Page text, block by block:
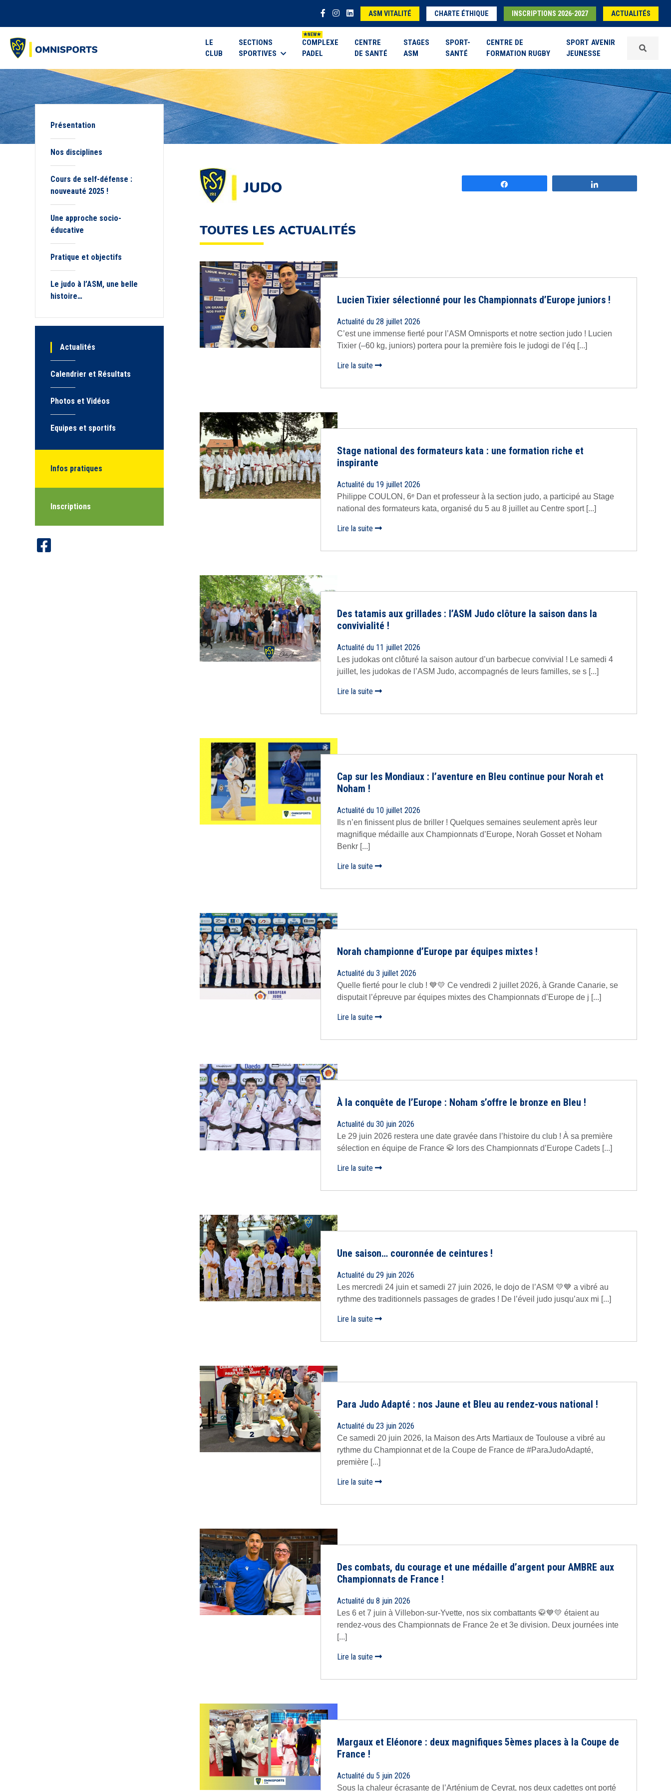
ASM VITALITÉ CHARTE ÉTHIQUE INSCRIPTIONS 2026-2027 ACTUALITÉS
LE
CLUB
SECTIONS
SPORTIVES
COMPLEXE
PADEL
CENTRE
DE SANTÉ
STAGES
ASM
SPORT-
SANTÉ
CENTRE DE
FORMATION RUGBY
SPORT AVENIR
JEUNESSE
Présentation
Nos disciplines
Cours de self-défense :
nouveauté 2025 !
Une approche socio-
éducative
Pratique et objectifs
Le judo à l’ASM, une belle
histoire…
Actualités
Calendrier et Résultats
Photos et Vidéos
Equipes et sportifs
Infos pratiques
Inscriptions
JUDO
TOUTES LES ACTUALITÉS
Lucien Tixier sélectionné pour les Championnats d’Europe juniors !
Actualité du 28 juillet 2026
C’est une immense fierté pour l’ASM Omnisports et notre section judo ! Lucien
Tixier (–60 kg, juniors) portera pour la première fois le judogi de l’éq [...]
Lire la suite
Stage national des formateurs kata : une formation riche et
inspirante
Actualité du 19 juillet 2026
Philippe COULON, 6ᵉ Dan et professeur à la section judo, a participé au Stage
national des formateurs kata, organisé du 5 au 8 juillet au Centre sport [...]
Lire la suite
Des tatamis aux grillades : l’ASM Judo clôture la saison dans la
convivialité !
Actualité du 11 juillet 2026
Les judokas ont clôturé la saison autour d’un barbecue convivial ! Le samedi 4
juillet, les judokas de l’ASM Judo, accompagnés de leurs familles, se s [...]
Lire la suite
Cap sur les Mondiaux : l’aventure en Bleu continue pour Norah et
Noham !
Actualité du 10 juillet 2026
Ils n’en finissent plus de briller ! Quelques semaines seulement après leur
magnifique médaille aux Championnats d’Europe, Norah Gosset et Noham
Benkr [...]
Lire la suite
Norah championne d’Europe par équipes mixtes !
Actualité du 3 juillet 2026
Quelle fierté pour le club ! 💙💛 Ce vendredi 2 juillet 2026, à Grande Canarie, se
disputait l’épreuve par équipes mixtes des Championnats d’Europe de j [...]
Lire la suite
À la conquête de l’Europe : Noham s’offre le bronze en Bleu !
Actualité du 30 juin 2026
Le 29 juin 2026 restera une date gravée dans l’histoire du club ! À sa première
sélection en équipe de France 🥋 lors des Championnats d’Europe Cadets [...]
Lire la suite
Une saison… couronnée de ceintures !
Actualité du 29 juin 2026
Les mercredi 24 juin et samedi 27 juin 2026, le dojo de l’ASM 💛💙 a vibré au
rythme des traditionnels passages de grades ! De l’éveil judo jusqu’aux mi [...]
Lire la suite
Para Judo Adapté : nos Jaune et Bleu au rendez-vous national !
Actualité du 23 juin 2026
Ce samedi 20 juin 2026, la Maison des Arts Martiaux de Toulouse a vibré au
rythme du Championnat et de la Coupe de France de #ParaJudoAdapté,
première [...]
Lire la suite
Des combats, du courage et une médaille d’argent pour AMBRE aux
Championnats de France !
Actualité du 8 juin 2026
Les 6 et 7 juin à Villebon-sur-Yvette, nos six combattants 🥋💙💛 étaient au
rendez-vous des Championnats de France 2e et 3e division. Deux journées inte
[...]
Lire la suite
Margaux et Eléonore : deux magnifiques 5èmes places à la Coupe de
France !
Actualité du 5 juin 2026
Sous la chaleur écrasante de l’Arténium de Ceyrat, nos deux cadettes ont porté